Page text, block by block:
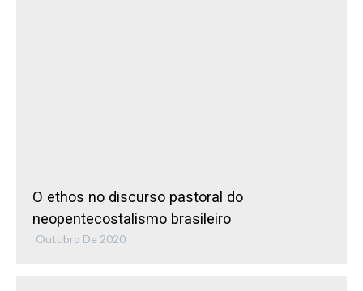
O ethos no discurso pastoral do
neopentecostalismo brasileiro
Outubro De 2020